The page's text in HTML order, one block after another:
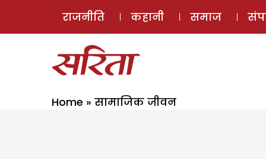
राजनीति कहानी समाज
Home » सामाजिक जीवन